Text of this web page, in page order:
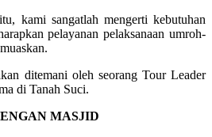
kami sangatlah mengerti kebutuhan
pelayanan pelaksanaan umroh-
ditemani oleh seorang Tour Leader
di Tanah Suci.
MASJID